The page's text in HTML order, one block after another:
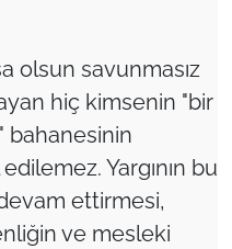
olsun savunmasız
hiç kimsenin "bir
bahanesinin
Yargının bu
ettirmesi,
ve mesleki